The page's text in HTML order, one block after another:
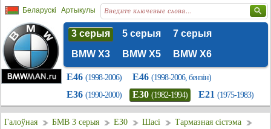
Беларускі Артыкулы
3 серыя 5 серыя
7 серыя
BMW X3
BMW X5 BMW X6
E46 (1998-2006) E46 (1998-2006, бензін)
E36 (1990-2000) E30 (1982-1994) E21 (1975-1983)
Галоўная БМВ 3 серыя E30 Шасі
Тармазная сістэма